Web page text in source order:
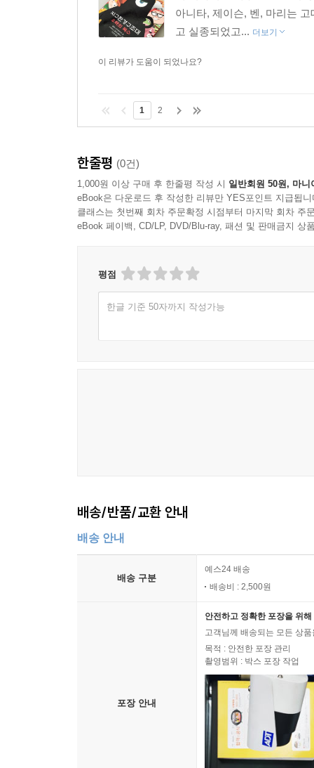
아니타, 제이슨, 벤, 마리는
고 실종되었고... 더보기
이 리뷰가 도움이 되었나요?
1 2
한줄평 (0건)
1,000원 이상 구매 후 한줄평 작성 시 일반회원 50원, 마니
eBook은 다운로드 후 작성한 리뷰만 YES포인트 지급됩니
클래스는 첫번째 회차 주문확정 시점부터 마지막 회차 주
eBook 페이백, CD/LP, DVD/Blu-ray, 패션 및 판매금지 상
평점
한글 기준 50자까지 작성가능
배송/반품/교환 안내
배송 안내
배송 구분
예스24 배송
배송비 : 2,500원
포장 안내
안전하고 정확한 포장을 위
고객님께 배송되는 모든 상
목적 : 안전한 포장 관리
촬영범위 : 박스 포장 작업